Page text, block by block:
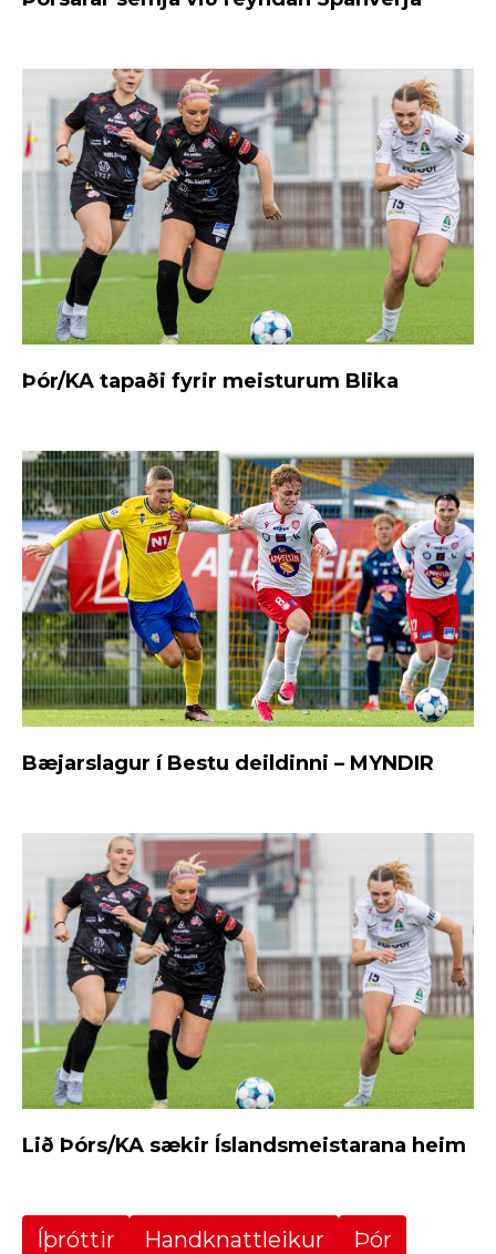
Þór/KA tapaði fyrir meisturum Blika
Bæjarslagur í Bestu deildinni – MYNDIR
Lið Þórs/KA sækir Íslandsmeistarana heim
Íþróttir Handknattleikur Þór